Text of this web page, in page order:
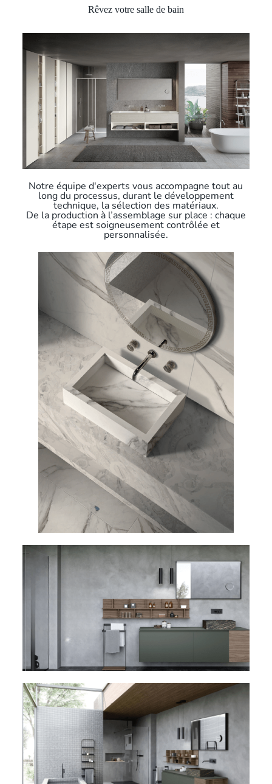
Rêvez votre salle de bain
Notre équipe d'experts vous accompagne tout au
long du processus, durant le développement
technique, la sélection des matériaux.
De la production à l’assemblage sur place : chaque
étape est soigneusement contrôlée et
personnalisée.